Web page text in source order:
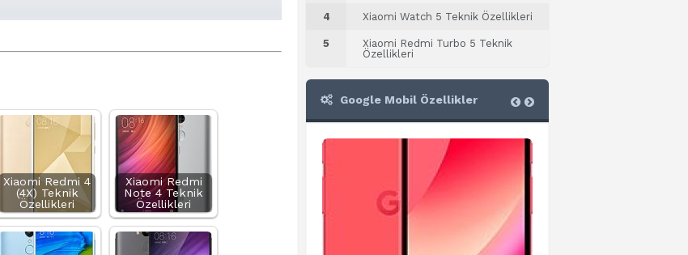
Xiaomi Redmi 4
(4X) Teknik
Özellikleri
Xiaomi Redmi
Note 4 Teknik
Özellikleri
4 Xiaomi Watch 5 Teknik Özellikleri
5
Xiaomi Redmi Turbo 5 Teknik
Özellikleri
Google Mobil Özellikler